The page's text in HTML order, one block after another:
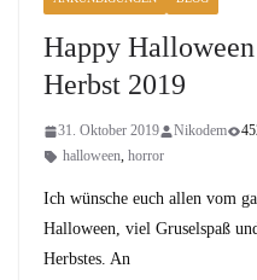
Happy
Herbst 2019
31. Oktober 2019 Nikodem
halloween, horror
Ich wünsche euch allen vom
Halloween, viel Gruselspaß
Herbstes. An